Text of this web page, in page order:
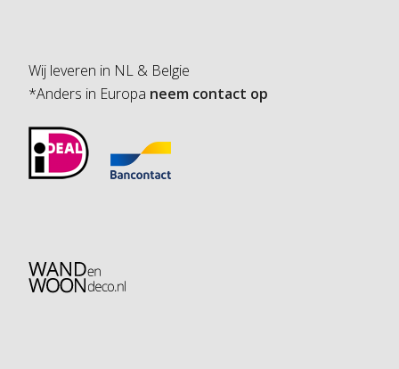
Wij leveren in NL & Belgie
*Anders in Europa neem contact op